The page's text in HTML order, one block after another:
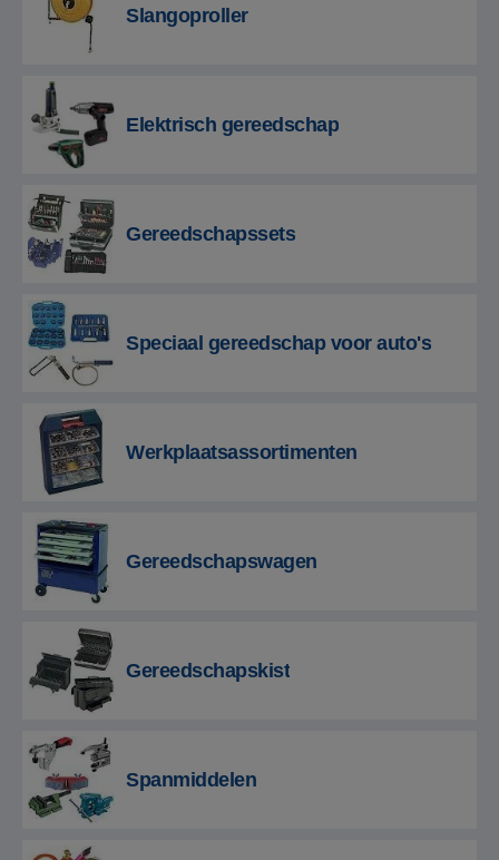
Slangoproller
Elektrisch gereedschap
Gereedschapssets
Speciaal gereedschap voor auto's
Werkplaatsassortimenten
Gereedschapswagen
Gereedschapskist
Spanmiddelen